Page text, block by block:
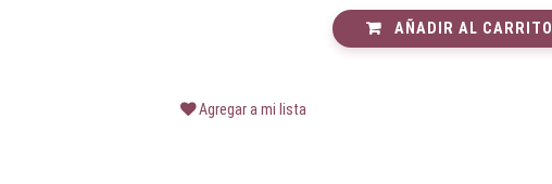
AÑADIR AL CARRITO
Agregar a mi lista